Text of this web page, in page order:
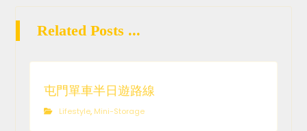
Related Posts ...
屯門單車半日遊路線
Lifestyle, Mini-Storage